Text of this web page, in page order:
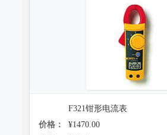
F321钳形电流表
价格：
¥1470.00